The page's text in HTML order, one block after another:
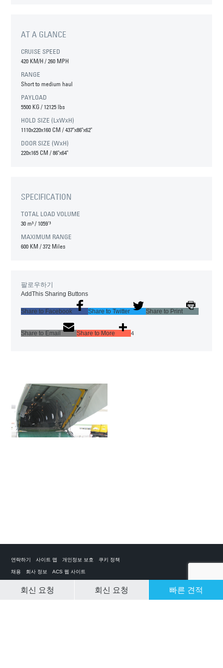
AT A GLANCE
CRUISE SPEED
420 KM/H / 260 MPH
RANGE
Short to medium haul
PAYLOAD
5500 KG / 12125 lbs
HOLD SIZE (LxWxH)
1110x220x160 CM / 437"x86"x62"
DOOR SIZE (WxH)
220x165 CM / 86"x64"
SPECIFICATION
TOTAL LOAD VOLUME
30 m³/1059'³
MAXIMUM RANGE
600 KM/372 Miles
팔로우하기
AddThis Sharing Buttons
Share to Facebook Share to Twitter Share to Print
Share to Email Share to More 4
CLEAR SELECTION
회신 요청 회신 요청 빠른 견적
연락하기 사이트 맵 개인정보 보호 쿠키 정책
채용 회사 정보 ACS 웹 사이트
개인 전세기 앱